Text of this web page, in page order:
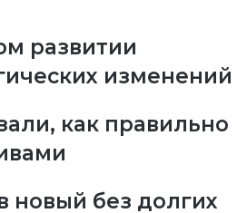
развитии
изменений
как правильно
новый без долгих